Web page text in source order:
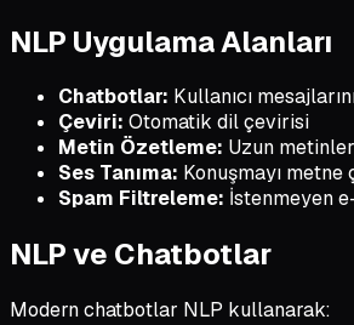
NLP Uygulama Alanları
Chatbotlar: Kullanıcı
Çeviri: Otomatik dil çevirisi
Metin Özetleme: Uzun
Ses Tanıma: Konuşmayı metne
Spam Filtreleme: İstenmeyen
NLP ve Chatbotlar
Modern chatbotlar NLP kullanarak: